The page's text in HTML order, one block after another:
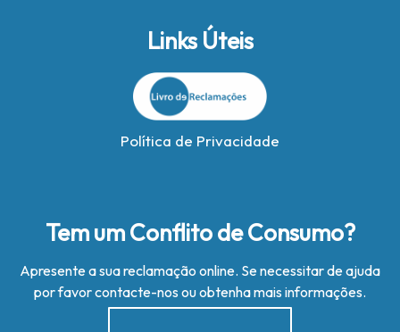
Links Úteis
Política de Privacidade
Tem um Conflito de Consumo?
Apresente a sua reclamação online. Se necessitar de ajuda
por favor contacte-nos ou obtenha mais informações.